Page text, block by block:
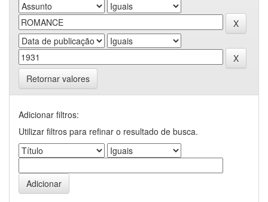
Retornar valores
Adicionar filtros:
Utilizar filtros para refinar o resultado de busca.